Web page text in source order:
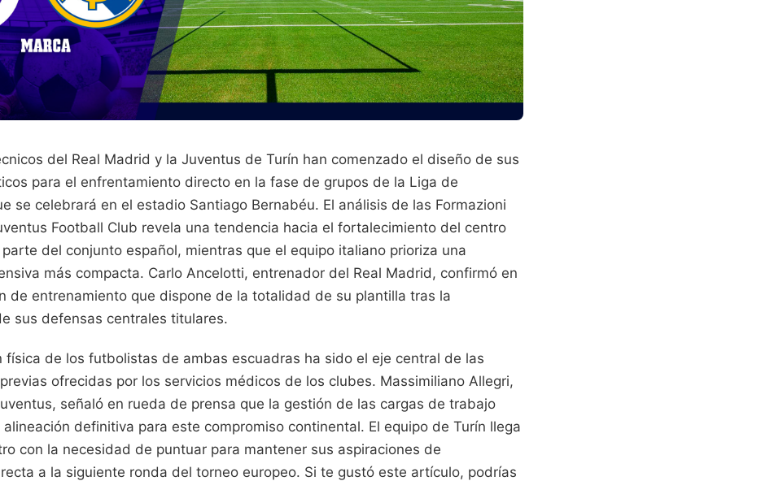
del Real Madrid y la Juventus de Turín han comenzado el diseño de sus
para el enfrentamiento directo en la fase de grupos de la Liga de
se celebrará en el estadio Santiago Bernabéu. El análisis de las Formazioni
Football Club revela una tendencia hacia el fortalecimiento del centro
del conjunto español, mientras que el equipo italiano prioriza una
más compacta. Carlo Ancelotti, entrenador del Real Madrid, confirmó en
de entrenamiento que dispone de la totalidad de su plantilla tras la
sus defensas centrales titulares.
física de los futbolistas de ambas escuadras ha sido el eje central de las
ofrecidas por los servicios médicos de los clubes. Massimiliano Allegri,
señaló en rueda de prensa que la gestión de las cargas de trabajo
definitiva para este compromiso continental. El equipo de Turín llega
con la necesidad de puntuar para mantener sus aspiraciones de
a la siguiente ronda del torneo europeo. Si te gustó este artículo, podrías